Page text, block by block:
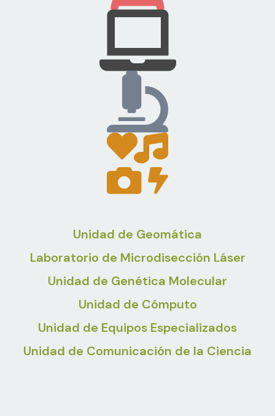
Unidad de Geomática
Laboratorio de Microdisección Láser
Unidad de Genética Molecular
Unidad de Cómputo
Unidad de Equipos Especializados
Unidad de Comunicación de la Ciencia